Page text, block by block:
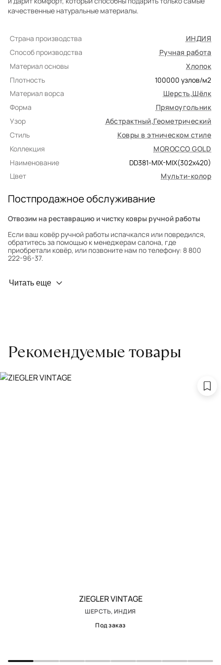
качественные натуральные материалы.
Страна производства
ИНДИЯ
Способ производства
Ручная работа
Материал основы
Хлопок
Плотность
100000 узлов/м2
Материал ворса
Шерсть,Шёлк
Форма
Прямоугольник
Узор
Абстрактный,Геометрический
Стиль
Ковры в этническом стиле
Коллекция
MOROCCO GOLD
Наименование
DD381-MIX-MIX(302x420)
Цвет
Мульти-колор
Постпродажное обслуживание
Отвозим на реставрацию и чистку ковры ручной работы
Если ваш ковёр ручной работы испачкался или повредился,
обратитесь за помощью к менеджерам салона, где
приобретали ковёр, или позвоните нам по телефону: 8 800
222-96-37.
Профилактика износа
заборе ковра экспертом либо привозите его в салон.
Читать еще
Рекомендуемые товары
ZIEGLER VINTAGE
ШЕРСТЬ, ИНДИЯ
Под заказ